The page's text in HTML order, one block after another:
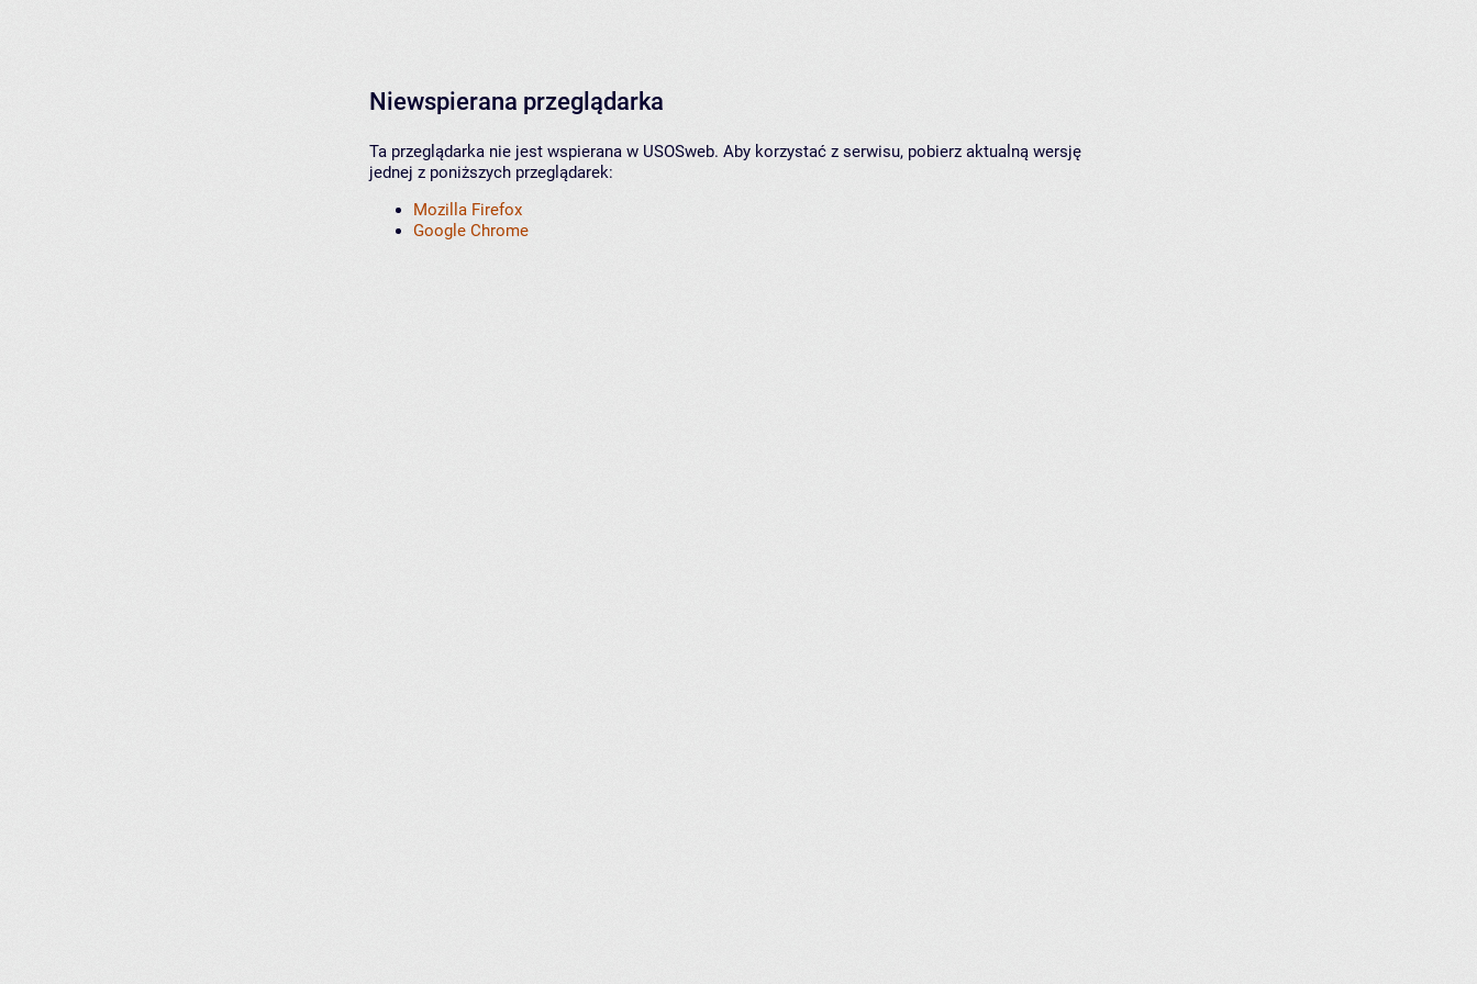
Niewspierana przeglądarka
Ta przeglądarka nie jest wspierana w USOSweb. Aby korzystać z serwisu, pobierz aktualną wersję
jednej z poniższych przeglądarek:
Mozilla Firefox
Google Chrome